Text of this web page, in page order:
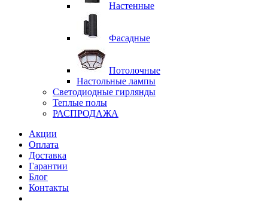
Настенные
Фасадные
Потолочные
Настольные лампы
Светодиодные гирлянды
Теплые полы
РАСПРОДАЖА
Акции
Оплата
Доставка
Гарантии
Блог
Контакты